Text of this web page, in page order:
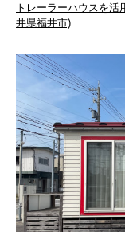
トレーラーハウスを
井県福井市)